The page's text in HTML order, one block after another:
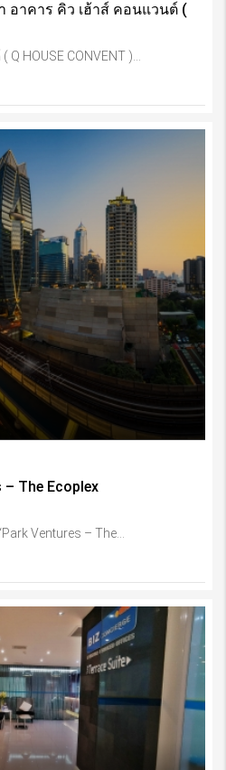
อาคาร คิว เฮ้าส์ คอนแวนต์ (
HOUSE CONVENT )...
– The Ecoplex
Ventures – The...